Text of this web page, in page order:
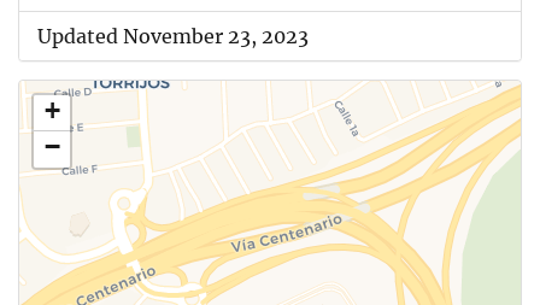
Updated November 23, 2023
+
−